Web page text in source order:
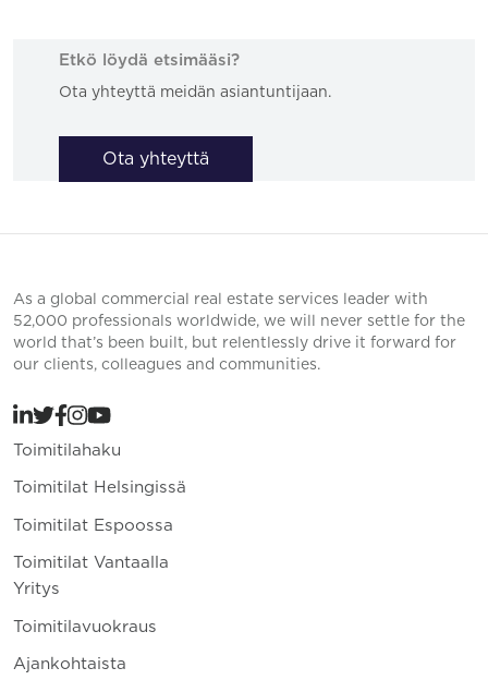
Etkö löydä etsimääsi?
Ota yhteyttä meidän asiantuntijaan.
Ota yhteyttä
As a global commercial real estate services leader with
52,000 professionals worldwide, we will never settle for the
world that’s been built, but relentlessly drive it forward for
our clients, colleagues and communities.
Toimitilahaku
Toimitilat Helsingissä
Toimitilat Espoossa
Toimitilat Vantaalla
Yritys
Toimitilavuokraus
Ajankohtaista